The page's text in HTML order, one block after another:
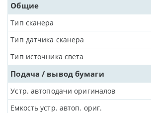
Общие
Тип сканера
Тип датчика сканера
Тип источника света
Подача / вывод бумаги
Устр. автоподачи оригиналов
Емкость устр. автоп. ориг.